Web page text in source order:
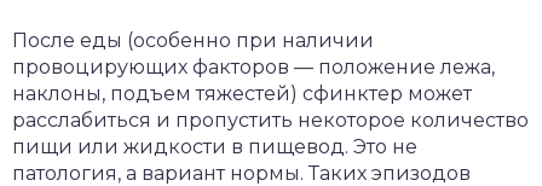
После еды (особенно при наличии
провоцирующих факторов — положение лежа,
наклоны, подъем тяжестей) сфинктер может
расслабиться и пропустить некоторое количество
пищи или жидкости в пищевод. Это не
патология, а вариант нормы. Таких эпизодов